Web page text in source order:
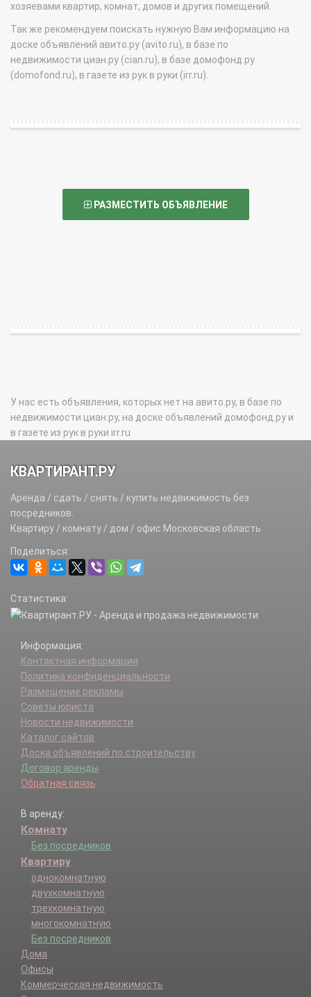
хозяевами квартир, комнат, домов и других помещений.
Так же рекомендуем поискать нужную Вам информацию на
доске объявлений авито.ру (avito.ru), в базе по
недвижимости циан.ру (cian.ru), в базе домофонд.ру
(domofond.ru), в газете из рук в руки (irr.ru).
РАЗМЕСТИТЬ ОБЪЯВЛЕНИЕ
У нас есть объявления, которых нет на авито.ру, в базе по
недвижимости циан.ру, на доске объявлений домофонд.ру и
в газете из рук в руки irr.ru
КВАРТИРАНТ.РУ
Аренда / сдать / снять / купить недвижимость без
посредников.
Квартиру / комнату / дом / офис Московская область
Поделиться:
Статистика:
Информация:
Контактная информация
Политика конфиденциальности
Размещение рекламы
Советы юриста
Новости недвижимости
Каталог сайтов
Доска объявлений по строительству
Договор аренды
Обратная связь
В аренду:
Комнату
Без посредников
Квартиру
однокомнатную
двухкомнатную
трехкомнатную
многокомнатную
Без посредников
Дома
Офисы
Коммерческая недвижимость